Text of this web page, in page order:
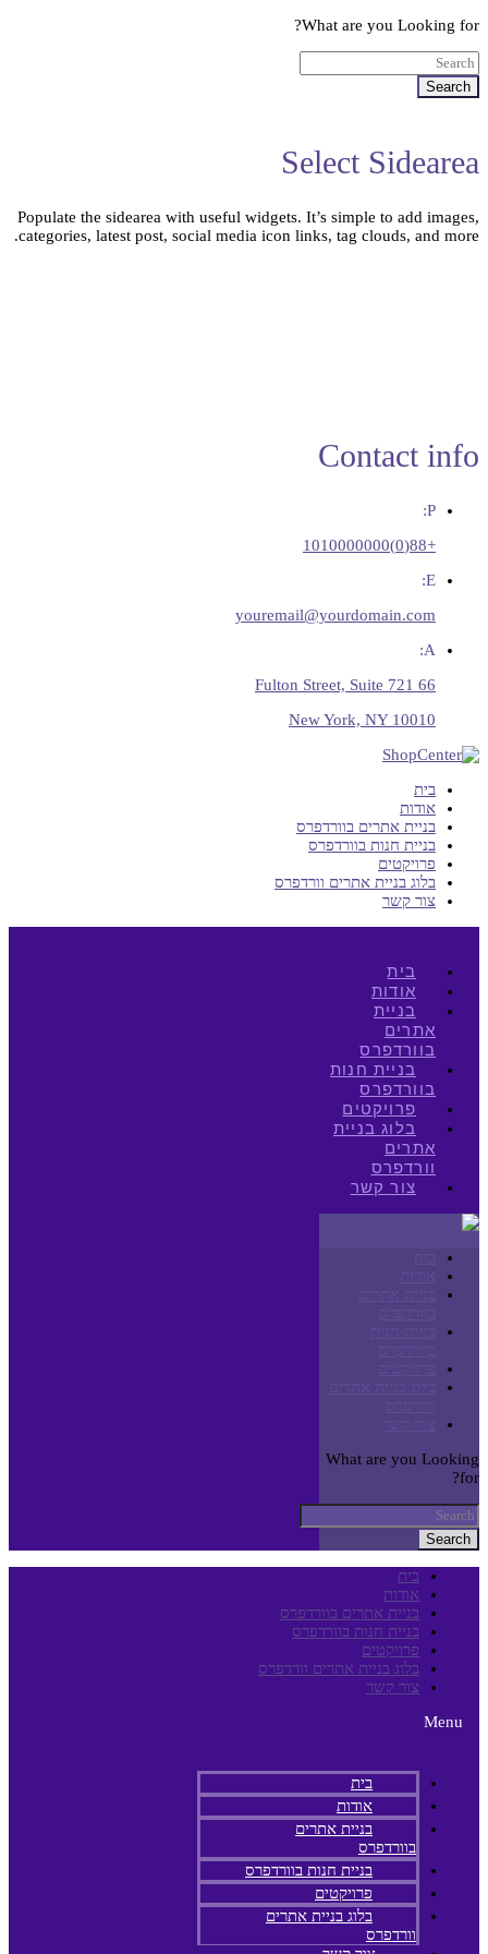
What are you Looking for?
Search
Select Sidearea
Populate the sidearea with useful widgets. It’s simple to add images,
categories, latest post, social media icon links, tag clouds, and more.
Contact info
P:
+88(0)1010000000
E:
youremail@yourdomain.com
A:
66 Fulton Street, Suite 721
New York, NY 10010
בית
אודות
בניית אתרים בוורדפרס
בניית חנות בוורדפרס
פרויקטים
בלוג בניית אתרים וורדפרס
צור קשר
בית
אודות
בניית
אתרים
בוורדפרס
בניית חנות
בוורדפרס
פרויקטים
בלוג בניית
אתרים
וורדפרס
צור קשר
בית
אודות
בניית אתרים
בוורדפרס
בניית חנות
בוורדפרס
פרויקטים
בלוג בניית אתרים
וורדפרס
צור קשר
What are you Looking
for?
Search
בית
אודות
בניית אתרים בוורדפרס
בניית חנות בוורדפרס
פרויקטים
בלוג בניית אתרים וורדפרס
צור קשר
Menu
בית
אודות
בניית אתרים
בוורדפרס
בניית חנות בוורדפרס
פרויקטים
בלוג בניית אתרים
וורדפרס